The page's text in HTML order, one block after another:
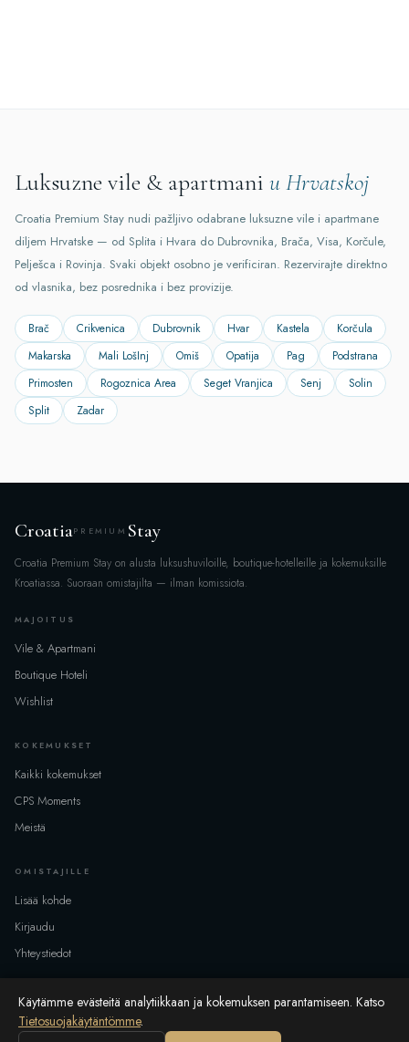
Luksuzne vile & apartmani u Hrvatskoj
Croatia Premium Stay nudi pažljivo odabrane luksuzne vile i apartmane
diljem Hrvatske — od Splita i Hvara do Dubrovnika, Brača, Visa, Korčule,
Pelješca i Rovinja. Svaki objekt osobno je verificiran. Rezervirajte direktno
od vlasnika, bez posrednika i bez provizije.
Brač Crikvenica Dubrovnik Hvar Kastela
Korčula
Makarska
Mali LošInj Omiš Opatija Pag
Podstrana
Primosten
Rogoznica Area Seget Vranjica Senj
Solin
Split
Zadar
Hae & suodata
Kaikki
SUOSITUT PAIKAT
PÄIVÄMÄÄRÄT & VIERAAT
GOSTI
CroatiaPREMIUM Stay
Croatia Premium Stay on alusta luksushuviloille, boutique-hotelleille ja kokemuksille
Kroatiassa. Suoraan omistajilta — ilman komissiota.
MAJOITUS
Vile & Apartmani
Boutique Hoteli
Wishlist
KOKEMUKSET
Kaikki kokemukset
CPS Moments
Meistä
OMISTAJILLE
Lisää kohde
Kirjaudu
Yhteystiedot
Käytämme evästeitä analytiikkaan ja kokemuksen parantamiseen. Katso
Tietosuojakäytäntömme.